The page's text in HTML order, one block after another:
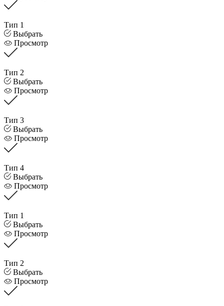
Тип 1
Выбрать
Просмотр
Тип 2
Выбрать
Просмотр
Тип 3
Выбрать
Просмотр
Тип 4
Выбрать
Просмотр
Тип 1
Выбрать
Просмотр
Тип 2
Выбрать
Просмотр